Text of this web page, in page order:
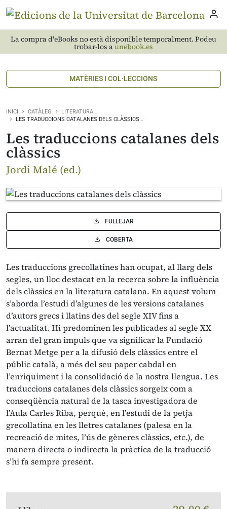
La compra d'eBooks no està disponible temporalment. Podeu
trobar-los aunebook.es
MATÈRIES I COL·LECCIONS
INICI CATÀLEG
LITERATURA…
LES TRADUCCIONS CATALANES DELS CLÀSSICS…
Les traduccions catalanes dels
clàssics
Jordi Malé (ed.)
FULLEJAR
COBERTA
Les traduccions grecollatines han ocupat, al llarg dels
segles, un lloc destacat en la recerca sobre la influència
dels clàssics en la literatura catalana. En aquest volum
s’aborda l’estudi d’algunes de les versions catalanes
d’autors grecs i llatins des del segle XIV fins a
l’actualitat. Hi predominen les publicades al segle XX
arran del gran impuls que va significar la Fundació
Bernat Metge per a la difusió dels clàssics entre el
públic català, a més del seu paper cabdal en
l’enriquiment i la consolidació de la nostra llengua. Les
traduccions catalanes dels clàssics sorgeix com a
conseqüència natural de la tasca investigadora de
l’Aula Carles Riba, perquè, en l’estudi de la petja
grecollatina en les lletres catalanes (palesa en la
recreació de mites, l’ús de gèneres clàssics, etc.), de
manera directa o indirecta la pràctica de la traducció
s’hi fa sempre present.